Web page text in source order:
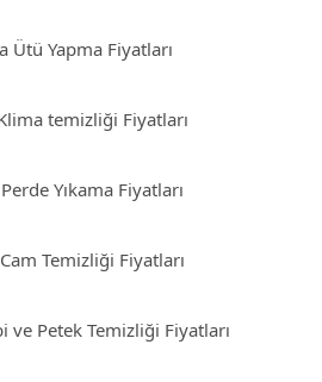
Ütü Yapma Fiyatları
temizliği Fiyatları
Yıkama Fiyatları
Temizliği Fiyatları
ve Petek Temizliği Fiyatları